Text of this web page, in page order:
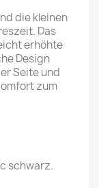
die kleinen
Das
erhöhte
Design
Seite und
zum
schwarz.